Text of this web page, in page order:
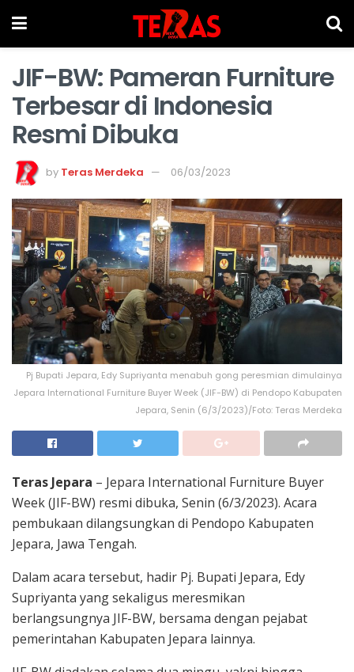
JIF-BW: Pameran Furniture
Terbesar di Indonesia
Resmi Dibuka
by Teras Merdeka 06/03/2023
Pj Bupati Jepara, Edy Supriyanta menabuh gong peresmian dimulainya
Jepara International Furniture Buyer Week (JIF-BW) di Pendopo Kabupaten
Jepara, Senin (6/3/2023)/Foto: Teras Merdeka
Teras Jepara – Jepara International Furniture Buyer
Week (JIF-BW) resmi dibuka, Senin (6/3/2023). Acara
pembukaan dilangsungkan di Pendopo Kabupaten
Jepara, Jawa Tengah.
Dalam acara tersebut, hadir Pj. Bupati Jepara, Edy
Supriyanta yang sekaligus meresmikan
berlangsungnya JIF-BW, bersama dengan pejabat
pemerintahan Kabupaten Jepara lainnya.